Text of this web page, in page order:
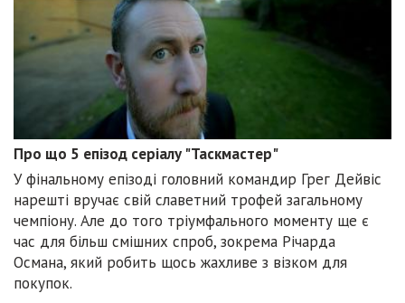
Про що 5 епізод серіалу "Таскмастер"
У фінальному епізоді головний командир Грег Дейвіс
нарешті вручає свій славетний трофей загальному
чемпіону. Але до того тріумфального моменту ще є
час для більш смішних спроб, зокрема Річарда
Османа, який робить щось жахливе з візком для
покупок.